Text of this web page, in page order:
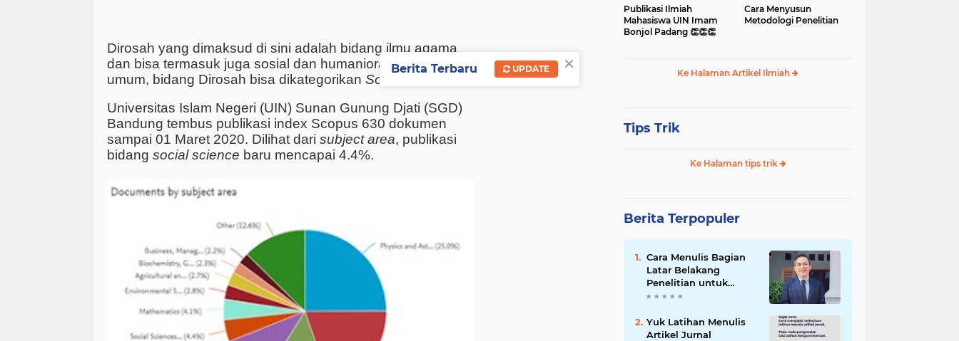
Dirosah yang dimaksud di sini adalah bidang ilmu agama
dan bisa termasuk juga sosial dan humaniora. Secara
umum, bidang Dirosah bisa dikategorikan Social Science
Universitas Islam Negeri (UIN) Sunan Gunung Djati (SGD)
Bandung tembus publikasi index Scopus 630 dokumen
sampai 01 Maret 2020. Dilihat dari subject area, publikasi
bidang social science baru mencapai 4.4%.
Publikasi Ilmiah
Mahasiswa UIN Imam
Bonjol Padang 👏👏👏
Cara Menyusun
Metodologi Penelitian
Ke Halaman Artikel Ilmiah
Tips Trik
Ke Halaman tips trik
Berita Terpopuler
Cara Menulis Bagian
Latar Belakang
Penelitian untuk
Proposal Skripsi
Yuk Latihan Menulis
Artikel Jurnal
×
Berita Terbaru UPDATE